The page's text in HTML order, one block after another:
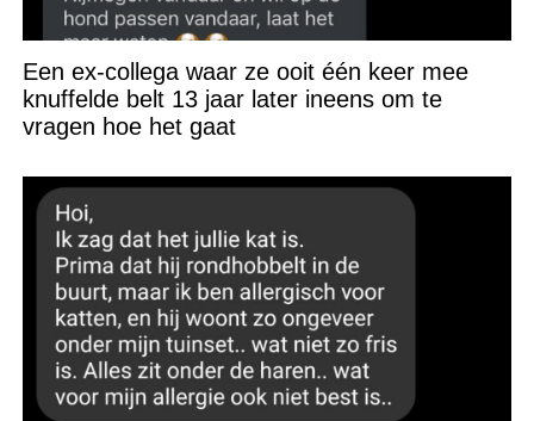
Een ex-collega waar ze ooit één keer mee
knuffelde belt 13 jaar later ineens om te
vragen hoe het gaat